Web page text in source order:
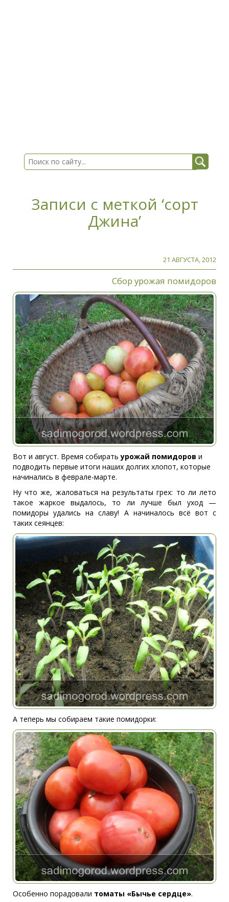
Записи с меткой ‘сорт
Джина’
21 АВГУСТА, 2012
Сбор урожая помидоров
Вот и август. Время собиратьурожай помидоров и
подводить первые итоги наших долгих хлопот, которые
начинались в феврале-марте.
Ну что же, жаловаться на результаты грех: то ли лето
такое жаркое выдалось, то ли лучше был уход —
помидоры удались на славу! А начиналось всё вот с
таких сеянцев:
А теперь мы собираем такие помидорки:
Особенно порадовали томаты «Бычье сердце».